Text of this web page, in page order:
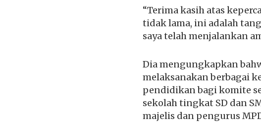
“Terima kasih atas
tidak lama, ini adalah
saya telah menjalankan
Dia mengungkapkan
melaksanakan berbagai
pendidikan bagi komite
sekolah tingkat SD dan
majelis dan pengurus